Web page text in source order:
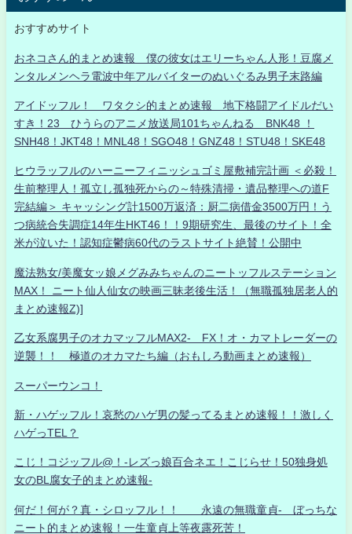
おすすめサイト
おネコさん的まとめ速報 僕の彼女はエリーちゃん人形！豆腐メ
ンタルメンヘラ電波中年アルバイターのぬいぐるみ男子末路編
アイドッフル！ ワタクシ的まとめ速報 地下格闘アイドルだい
すき！23 ひうらのアニメ放送局101ちゃんねる BNK48 ！
SNH48！JKT48！MNL48！SGO48！GNZ48！STU48！SKE48
ヒウラッフルのハーニーフィニッシュゴミ屋敷補完計画 ＜必殺！
生前整理人！孤立し孤独死からの～特殊清掃・遺品整理への道F
完結編＞ キャッシング計1500万返済：厨二病借金3500万円！う
つ病統合失調症14年生HKT46！！9期研究生、最後のサイト！全
米が泣いた！認知症鬱病60代のラストサイト絶賛！公開中
魔法熟女/美魔女ッ娘メグみみちゃんのニートッフルステーション
MAX！ ニート仙人仙女の映画三昧老後生活！（無職孤独居老人的
まとめ速報Z)]
乙女系腐男子のオカマッフルMAX2- FX！オ・カマトレーダーの
逆襲！！ 極道のオカマたち編（おもしろ動画まとめ速報）
スーパーウンコ！
新・ハゲッフル！哀愁のハゲ男の髪ってるまとめ速報！！激しく
ハゲっTEL？
こじ！コジッフル@！-レズっ娘百合ネエ！こじらせ！50独身処
女のBL腐女子的まとめ速報-
何だ！何が？真・シロッフル！！ 永遠の無職童貞- ぼっちな
ニート的まとめ速報！一生童貞上等夜露死苦！